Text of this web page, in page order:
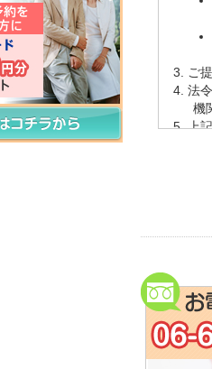
ご
法
機
上
個
「霊園
ござい
個
下
個